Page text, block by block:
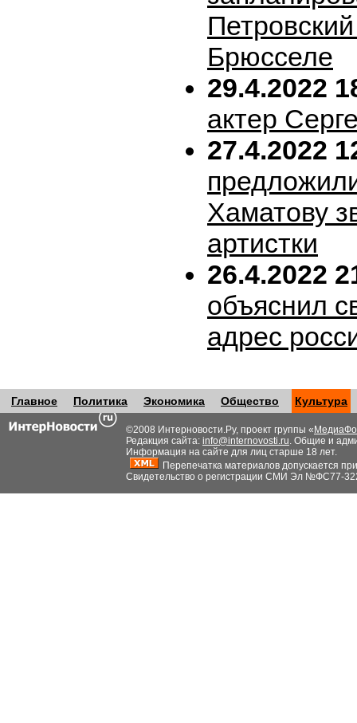
Брюсселе
29.4.2022
актер
27.4.2022
Хаматову
артистки
26.4.2022
объяснил
адрес
Главное Политика Экономика Общество Культура
©2008 Интерновости.Ру, проект группы «
Редакция сайта: info@internovosti.ru. Общие и
Информация на сайте для лиц старше 18 лет.
Перепечатка материалов допускается
Свидетельство о регистрации СМИ Эл №ФС77-